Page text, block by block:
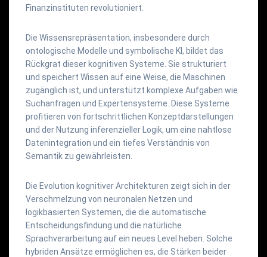
Finanzinstituten revolutioniert.
Die Wissensrepräsentation, insbesondere durch
ontologische Modelle und symbolische KI, bildet das
Rückgrat dieser kognitiven Systeme. Sie strukturiert
und speichert Wissen auf eine Weise, die Maschinen
zugänglich ist, und unterstützt komplexe Aufgaben wie
Suchanfragen und Expertensysteme. Diese Systeme
profitieren von fortschrittlichen Konzeptdarstellungen
und der Nutzung inferenzieller Logik, um eine nahtlose
Datenintegration und ein tiefes Verständnis von
Semantik zu gewährleisten.
Die Evolution kognitiver Architekturen zeigt sich in der
Verschmelzung von neuronalen Netzen und
logikbasierten Systemen, die die automatische
Entscheidungsfindung und die natürliche
Sprachverarbeitung auf ein neues Level heben. Solche
hybriden Ansätze ermöglichen es, die Stärken beider